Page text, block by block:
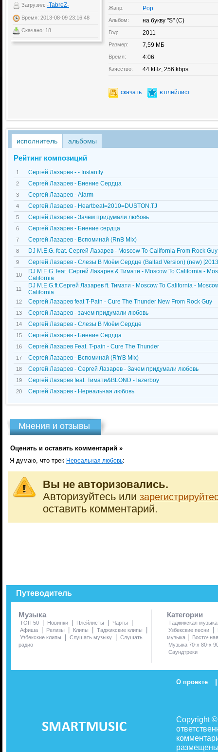
Загрузил: -TabreZ-
Время: 2013-08-09 23:16:48
Скачано: 18
Жанр: Pop
Альбом: на букву "S" (C)
Год: 2011
Размер: 7,59 МБ
Время: 4:06
Качество: 44 kHz, 256 kbps
скачать в плейлист
исполнитель альбомы
Рейтинг композиций
1 Сергей Лазарев - - Instantly
2 Сергей Лазарев - Биение Сердца
3 Сергей Лазарев - Alarm
4 Сергей Лазарев - Heartbeat=2010=DUSTON.TJ
5 Сергей Лазарев - Зачем придумали любовь
6 Сергей Лазарев - Биение сердца
7 Сергей Лазарев - Вспоминай (RnB Mix)
8 DJ M.E.G. feat. Сергей Лазарев - Moscow To California From Rock Guy
9 Сергей Лазарев - Слезы В Моём Сердце (Ballad Version) (new)
10
DJ M.E.G. feat. Сергей Лазарев & Тимати - Moscow To California -
California
11
DJ M.E.G.ft.Сергей Лазарев ft. Тимати - Moscow To California -
California
12 Сергей Лазарев feat T-Pain - Cure The Thunder New From Rock Guy
13 Сергей Лазарев - зачем придумали любовь
14 Сергей Лазарев - Слезы В Моём Сердце
15 Сергей Лазарев - Биение Сердца
16 Сергей Лазарев Feat. T-pain - Cure The Thunder
17 Сергей Лазарев - Вспоминай (R'n'B Mix)
18 Сергей Лазарев - Сергей Лазарев - Зачем придумали любовь
19 Сергей Лазарев feat. Тимати&BLOND - lazerboy
20 Сергей Лазарев - Нереальная любовь
Мнения и отзывы
Оценить и оставить комментарий »
Я думаю, что трек Нереальная любовь:
Вы не авторизовались.
Авторизуйтесь или
оставить комментарий.
Путеводитель
Музыка
ТОП 50 | Новинки | Плейлисты | Чарты |
Афиша | Релизы | Клипы | Таджикские клипы |
Узбекские клипы | Слушать музыку | Слушать
радио
Категории
Таджикская музыка
Узбекские песни
|
музыка |
Музыка 70-х 80-х
Саундтреки
О проекте |
Copyright
размещены